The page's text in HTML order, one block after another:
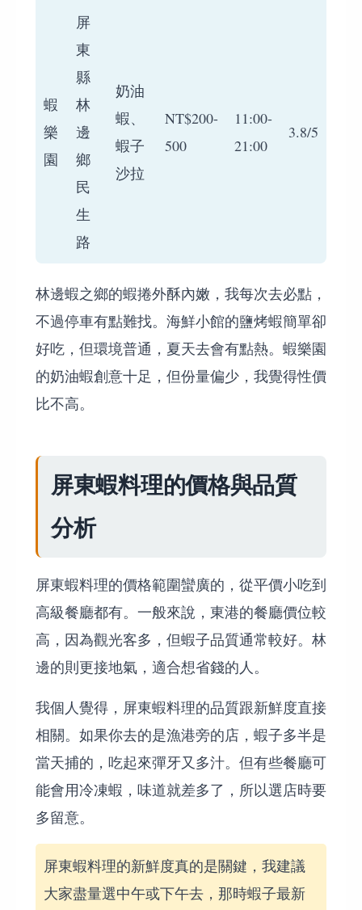
蝦
樂
園
屏
東
縣
林
邊
鄉
民
生
路
奶油
蝦、
蝦子
沙拉
NT$200-
500
11:00-
21:00
3.8/5
林邊蝦之鄉的蝦捲外酥內嫩，我每次去必點，
不過停車有點難找。海鮮小館的鹽烤蝦簡單卻
好吃，但環境普通，夏天去會有點熱。蝦樂園
的奶油蝦創意十足，但份量偏少，我覺得性價
比不高。
屏東蝦料理的價格與品質
分析
屏東蝦料理的價格範圍蠻廣的，從平價小吃到
高級餐廳都有。一般來說，東港的餐廳價位較
高，因為觀光客多，但蝦子品質通常較好。林
邊的則更接地氣，適合想省錢的人。
我個人覺得，屏東蝦料理的品質跟新鮮度直接
相關。如果你去的是漁港旁的店，蝦子多半是
當天捕的，吃起來彈牙又多汁。但有些餐廳可
能會用冷凍蝦，味道就差多了，所以選店時要
多留意。
屏東蝦料理的新鮮度真的是關鍵，我建議
大家盡量選中午或下午去，那時蝦子最新